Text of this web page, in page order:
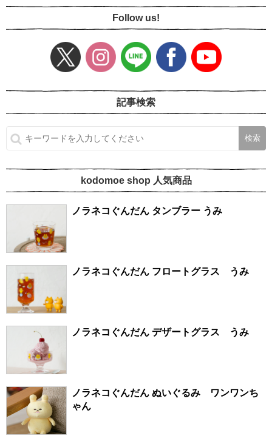
Follow us!
記事検索
kodomoe shop 人気商品
ノラネコぐんだん タンブラー うみ
ノラネコぐんだん フロートグラス うみ
ノラネコぐんだん デザートグラス うみ
ノラネコぐんだん ぬいぐるみ ワンワンち
ゃん